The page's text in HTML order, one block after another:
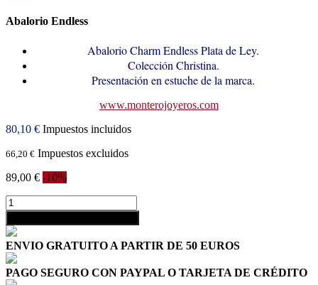
Abalorio Endless
Abalorio Charm Endless Plata de Ley.
Colección Christina.
Presentación en estuche de la marca.
www.monterojoyeros.com
80,10 € Impuestos incluidos
66,20 € Impuestos excluidos
89,00 € -10%
ENVIO GRATUITO A PARTIR DE 50 EUROS
PAGO SEGURO CON PAYPAL O TARJETA DE CRÉDITO